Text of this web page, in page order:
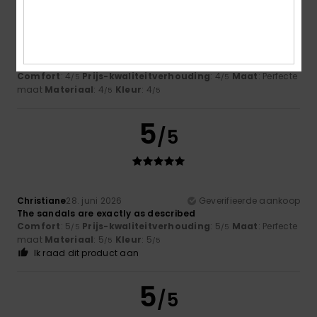
Bon
Comfort: 4/5 Prijs-kwaliteitverhouding: 4/5 Maat: Perfecte
maat Materiaal: 4/5 Kleur: 4/5
5/5
Christiane28. juni 2026
Geverifieerde aankoop
The sandals are exactly as described
Comfort: 5/5 Prijs-kwaliteitverhouding: 5/5 Maat: Perfecte
maat Materiaal: 5/5 Kleur: 5/5
Ik raad dit product aan
5/5